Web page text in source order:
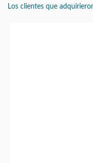
Los clientes que